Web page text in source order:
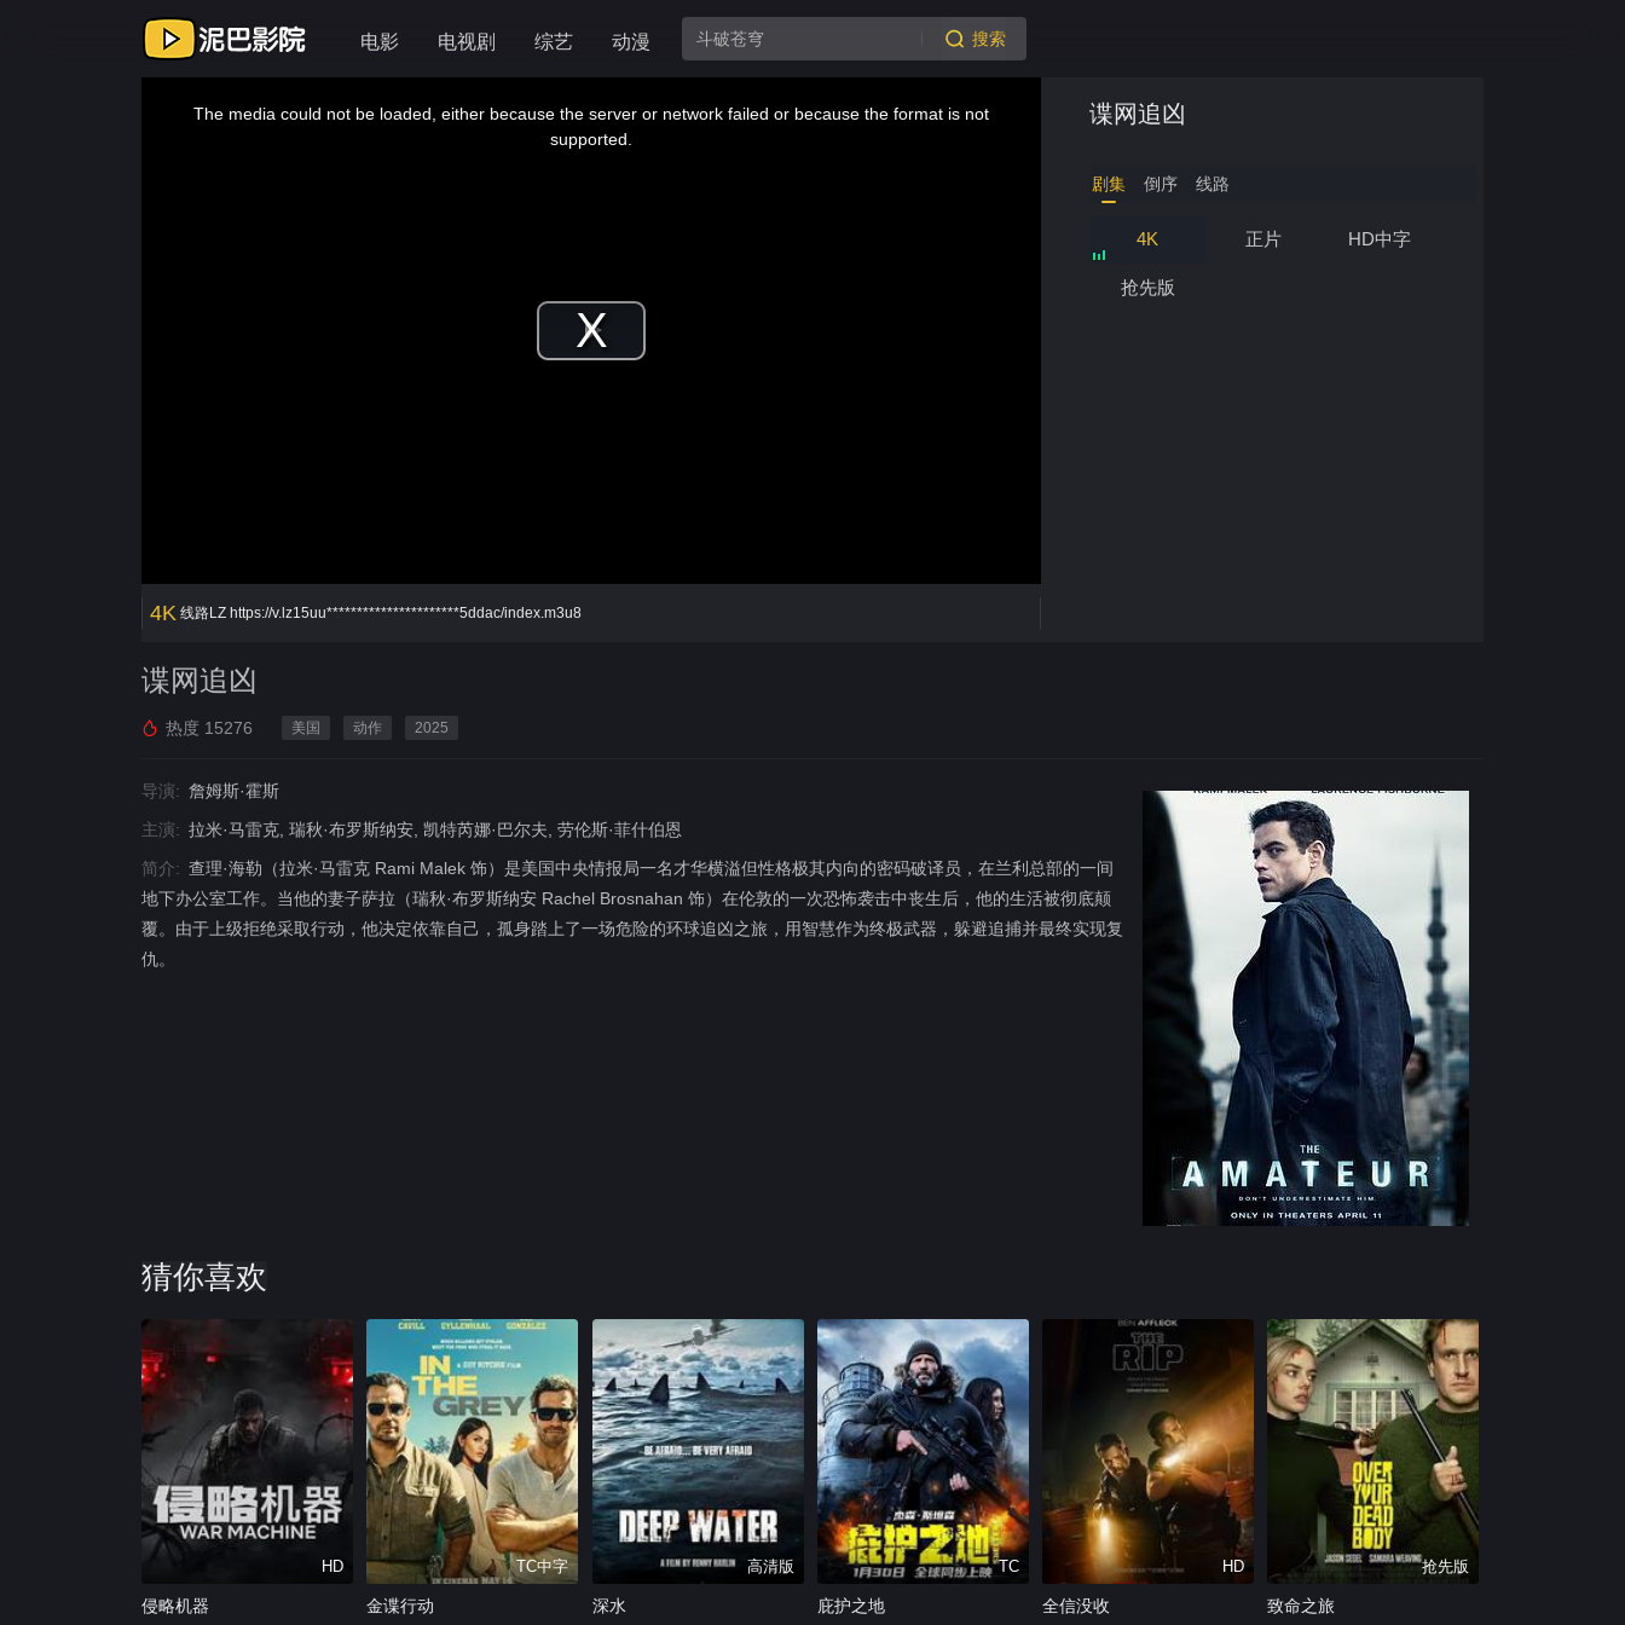
电影 电视剧 综艺 动漫 搜索
Play
The media could not be loaded, either because the server or network failed or because the format is not
supported.
4K 线路LZ https://v.lz15uu**********************5ddac/index.m3u8
谍网追凶
剧集 倒序 线路
4K 正片 HD中字
抢先版
谍网追凶
热度 15276 美国 动作 2025
导演: 詹姆斯·霍斯
主演: 拉米·马雷克, 瑞秋·布罗斯纳安, 凯特芮娜·巴尔夫, 劳伦斯·菲什伯恩
简介: 查理·海勒（拉米·马雷克 Rami Malek 饰）是美国中央情报局一名才华横溢但性格极其内向的密码破译员，在兰利总部的一间
地下办公室工作。当他的妻子萨拉（瑞秋·布罗斯纳安 Rachel Brosnahan 饰）在伦敦的一次恐怖袭击中丧生后，他的生活被彻底颠
覆。由于上级拒绝采取行动，他决定依靠自己，孤身踏上了一场危险的环球追凶之旅，用智慧作为终极武器，躲避追捕并最终实现复
仇。
猜你喜欢
HD
侵略机器
TC中字
金谍行动
高清版
深水
TC
庇护之地
HD
全信没收
抢先版
致命之旅